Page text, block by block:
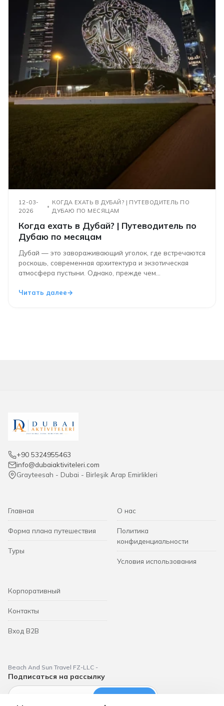
12-03-
2026
КОГДА ЕХАТЬ В ДУБАЙ? | ПУТЕВОДИТЕЛЬ ПО
ДУБАЮ ПО МЕСЯЦАМ
Когда ехать в Дубай? | Путеводитель по
Дубаю по месяцам
Дубай — это завораживающий уголок, где встречаются
роскошь, современная архитектура и экзотическая
атмосфера пустыни. Однако, прежде чем...
Читать далее
+90 5324955463
info@dubaiaktiviteleri.com
Grayteesah - Dubai - Birleşik Arap Emirlikleri
Главная
Форма плана путешествия
Туры
О нас
Политика
конфиденциальности
Условия использования
Корпоративный
Контакты
Вход B2B
Beach And Sun Travel FZ-LLC -
Подписаться на рассылку
Подписаться